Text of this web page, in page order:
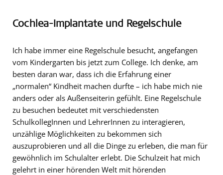
Cochlea-Implantate und Regelschule
Ich habe immer eine Regelschule besucht, angefangen
vom Kindergarten bis jetzt zum College. Ich denke, am
besten daran war, dass ich die Erfahrung einer
„normalen“ Kindheit machen durfte – ich habe mich nie
anders oder als Außenseiterin gefühlt. Eine Regelschule
zu besuchen bedeutet mit verschiedensten
SchulkollegInnen und LehrerInnen zu interagieren,
unzählige Möglichkeiten zu bekommen sich
auszuprobieren und all die Dinge zu erleben, die man für
gewöhnlich im Schulalter erlebt. Die Schulzeit hat mich
gelehrt in einer hörenden Welt mit hörenden